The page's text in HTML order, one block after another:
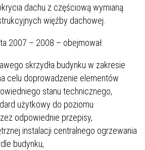
dachu z częściową wymianą
więźby dachowej.
2007 – 2008 – obejmował:
skrzydła budynku w zakresie
celu doprowadzenie elementów
stanu technicznego,
użytkowy do poziomu
odpowiednie przepisy,
instalacji centralnego ogrzewania
budynku,